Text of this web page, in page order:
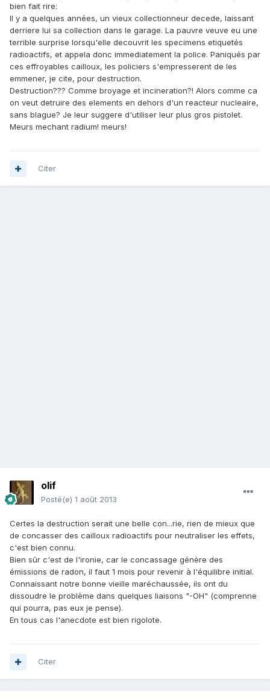
bien fait rire:
Il y a quelques années, un vieux collectionneur decede, laissant
derriere lui sa collection dans le garage. La pauvre veuve eu une
terrible surprise lorsqu'elle decouvrit les specimens etiquetés
radioactifs, et appela donc immediatement la police. Paniqués par
ces effroyables cailloux, les policiers s'empresserent de les
emmener, je cite, pour destruction.
Destruction??? Comme broyage et incineration?! Alors comme ca
on veut detruire des elements en dehors d'un reacteur nucleaire,
sans blague? Je leur suggere d'utiliser leur plus gros pistolet.
Meurs mechant radium! meurs!
Citer
olif
Posté(e) 1 août 2013
Certes la destruction serait une belle con...rie, rien de mieux que
de concasser des cailloux radioactifs pour neutraliser les effets,
c'est bien connu.
Bien sûr c'est de l'ironie, car le concassage génère des
émissions de radon, il faut 1 mois pour revenir à l'équilibre initial.
Connaissant notre bonne vieille maréchaussée, ils ont du
dissoudre le problème dans quelques liaisons "-OH" (comprenne
qui pourra, pas eux je pense).
En tous cas l'anecdote est bien rigolote.
Citer